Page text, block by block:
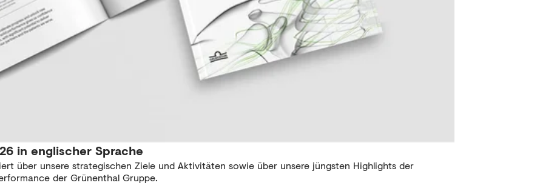
in englischer Sprache
über unsere strategischen Ziele und Aktivitäten sowie über unsere jüngsten Highlights der
der Grünenthal Gruppe.